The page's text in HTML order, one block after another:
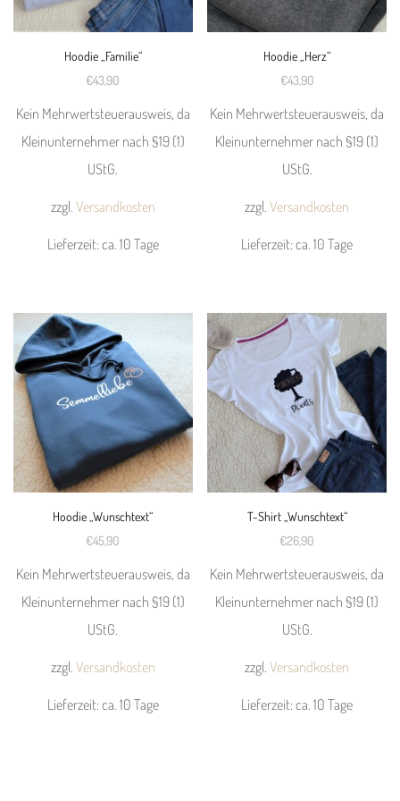
Optionen
können
auf
Produktseite
gewählt
werden
Optionen
können
auf
Produktseite
gewählt
werden
Hoodie „Familie“
€43,90
Kein Mehrwertsteuerausweis, da
Kleinunternehmer nach §19 (1)
UStG.
zzgl. Versandkosten
Lieferzeit:ca. 10 Tage
weist
mehrere
Varianten
auf.
Die
Optionen
können
auf
Produktseite
gewählt
werden
Hoodie „Herz“
€43,90
Kein Mehrwertsteuerausweis, da
Kleinunternehmer nach §19 (1)
UStG.
zzgl.Versandkosten
Lieferzeit:ca. 10 Tage
weist
mehrere
Varianten
auf.
Die
Optionen
können
auf
Produktseite
gewählt
werden
Hoodie „Wunschtext“
€45,90
Kein Mehrwertsteuerausweis, da
Kleinunternehmer nach §19 (1)
UStG.
zzgl. Versandkosten
Lieferzeit:ca. 10 Tage
T-Shirt „Wunschtext“
€26,90
Kein Mehrwertsteuerausweis, da
Kleinunternehmer nach §19 (1)
UStG.
zzgl.Versandkosten
Lieferzeit:ca. 10 Tage